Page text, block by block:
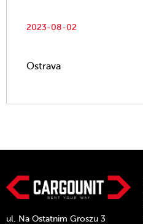
2023-08-02
Ostrava
ul. Na Ostatnim Groszu 3